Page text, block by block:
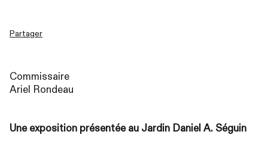
Partager
Commissaire
Ariel Rondeau
Une exposition présentée au Jardin Daniel A. Séguin